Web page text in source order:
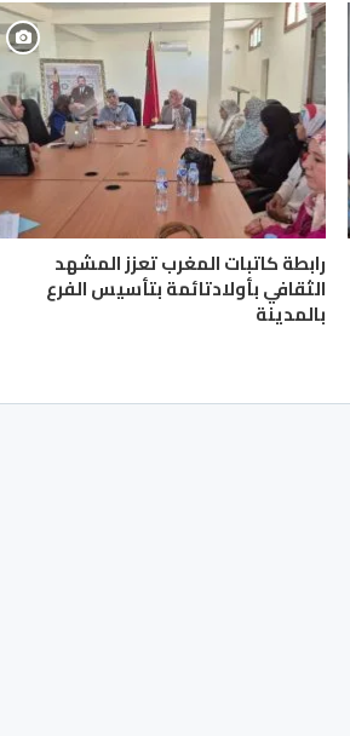
رابطة كاتبات المغرب تعزز المشهد
الثقافي بأولادتائمة بتأسيس الفرع
بالمدينة